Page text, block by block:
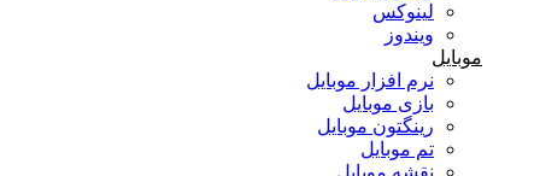
لینوکس
ویندوز
موبایل
نرم افزار موبایل
بازی موبایل
رینگتون موبایل
تم موبایل
نقشه موبایل